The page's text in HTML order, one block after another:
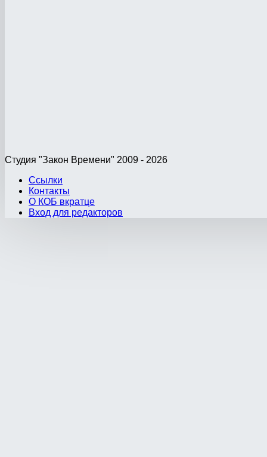
Студия "Закон Времени" 2009 - 2026
Ссылки
Контакты
О КОБ вкратце
Вход для редакторов